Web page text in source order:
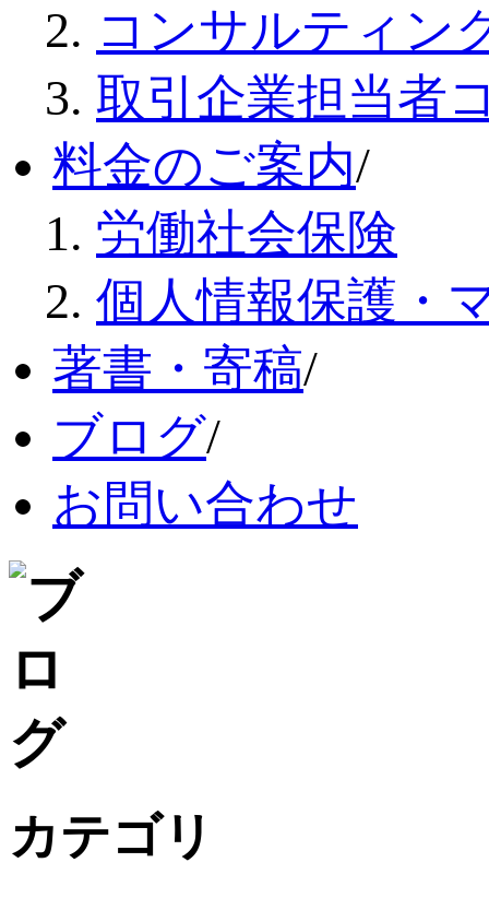
コンサルティン
取引企業担当者
料金のご案内/
労働社会保険
個人情報保護・
著書・寄稿/
ブログ/
お問い合わせ
カテゴリ